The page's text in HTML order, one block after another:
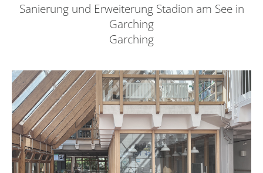
Sanierung und Erweiterung Stadion am See in
Garching
Garching